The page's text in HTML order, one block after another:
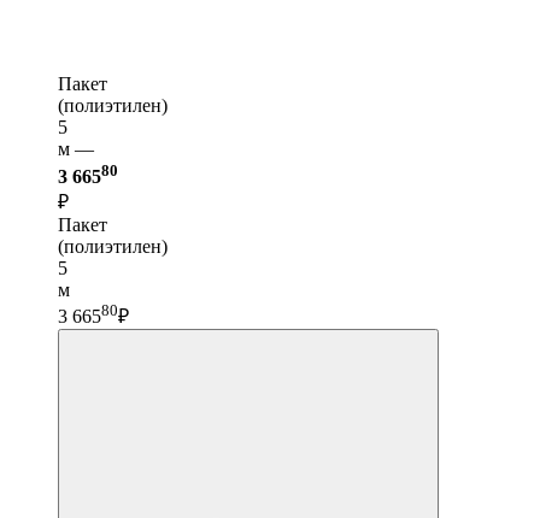
Пакет
(полиэтилен)
5
м —
3 66580
₽
Пакет
(полиэтилен)
5
м
3 66580₽